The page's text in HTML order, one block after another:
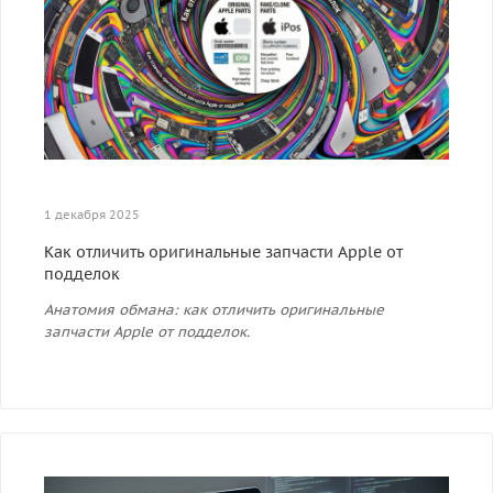
1 декабря 2025
Как отличить оригинальные запчасти Apple от
подделок
Анатомия обмана: как отличить оригинальные
запчасти Apple от подделок.